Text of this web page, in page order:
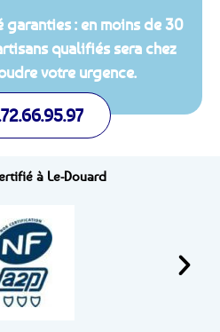
: en moins de 30
qualifiés sera chez
votre urgence.
à Le-Douard